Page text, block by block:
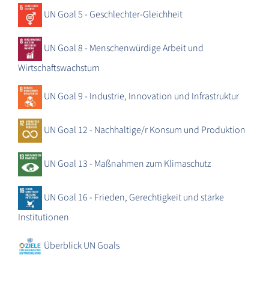
UN Goal 5 - Geschlechter-Gleichheit
UN Goal 8 - Menschenwürdige Arbeit und
Wirtschaftswachstum
UN Goal 9 - Industrie, Innovation und Infrastruktur
UN Goal 12 - Nachhaltige/r Konsum und Produktion
UN Goal 13 - Maßnahmen zum Klimaschutz
UN Goal 16 - Frieden, Gerechtigkeit und starke
Institutionen
Überblick UN Goals